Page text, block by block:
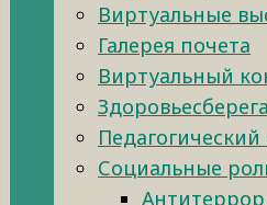
Виртуальные
Галерея почета
Виртуальный
Педагогический
Социальные